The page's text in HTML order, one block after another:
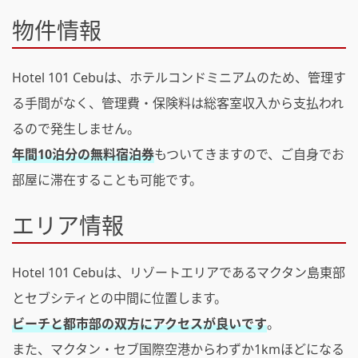
物件情報
Hotel 101 Cebuは、ホテルコンドミニアムのため、管理す
る手間がなく、管理費・保険料は総客室収入から支払われ
るので発生しません。
年間10泊分の無料宿泊券もついてきますので、ご自身でお
部屋に滞在することも可能です。
エリア情報
Hotel 101 Cebuは、リゾートエリアであるマクタン島東部
とセブシティとの中間に位置します。
ビーチと都市部の双方にアクセスが良いです。
また、マクタン・セブ国際空港からわずか1kmほどになる